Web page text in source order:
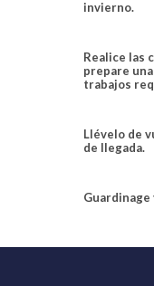
invierno.
Realice las
prepare
trabajos
Llévelo de
de llegada.
Guardinage